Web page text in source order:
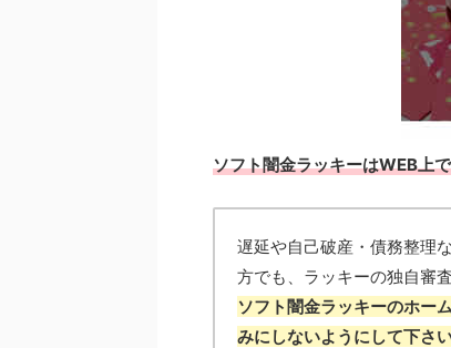
ソフト闇金ラッキーはWEB上
遅延や自己破産・債務整理
方でも、ラッキーの独自審
ソフト闇金ラッキーのホー
みにしないようにして下さい